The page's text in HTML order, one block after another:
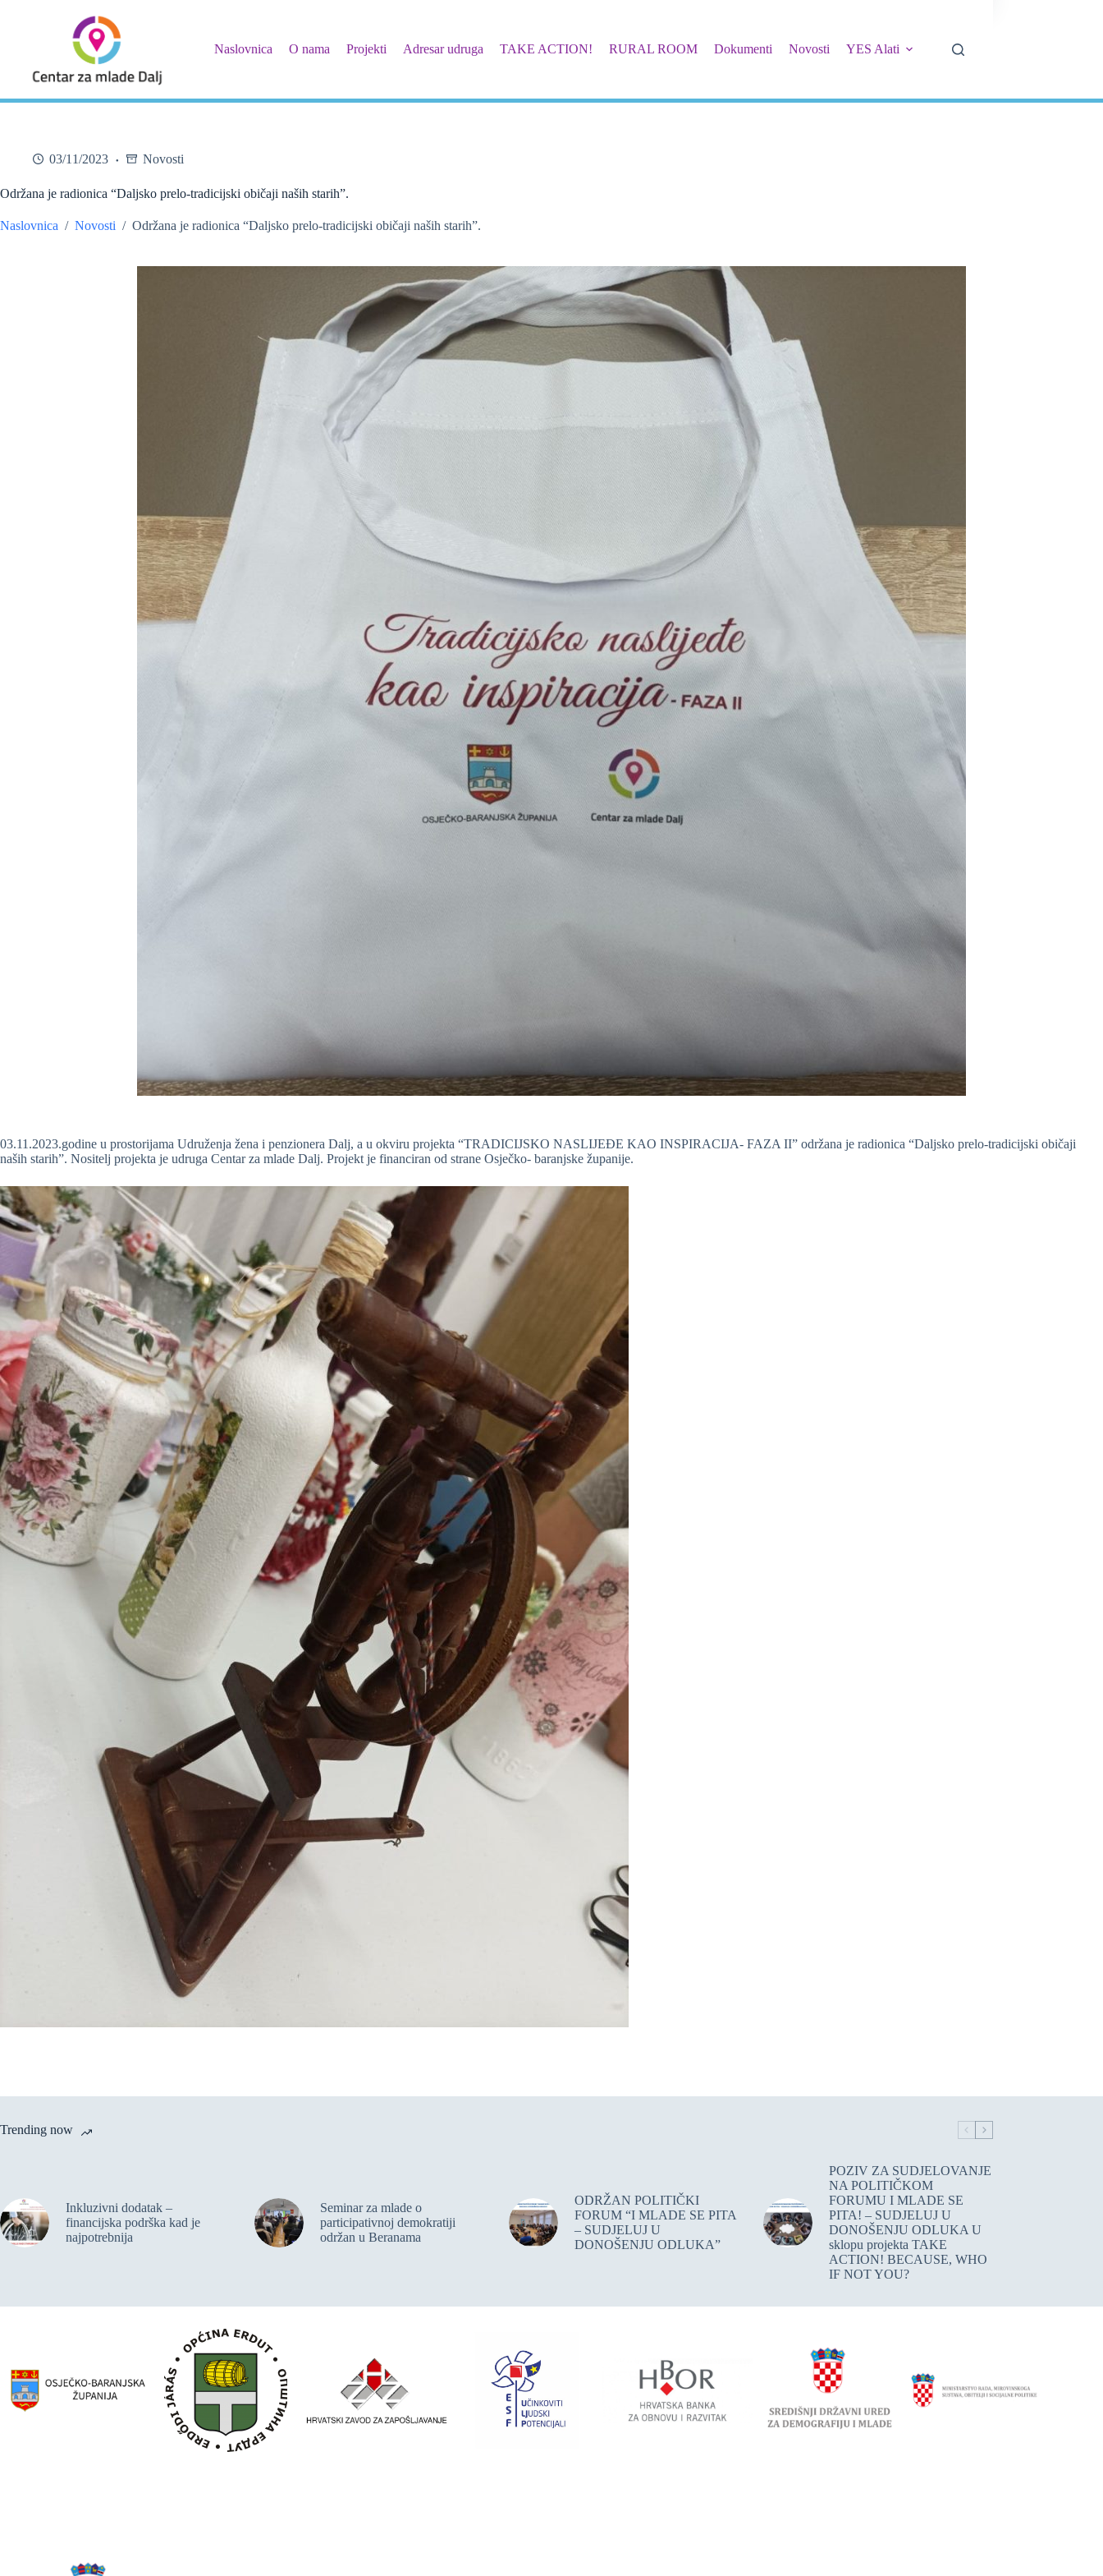
Naslovnica
O nama Projekti Adresar udruga TAKE ACTION! RURAL ROOM Dokumenti Novosti YES Alati Kontakt
03/11/2023 Novosti
Održana je radionica “Daljsko prelo-tradicijski običaji naših starih”.
Naslovnica / Novosti / Održana je radionica “Daljsko prelo-tradicijski običaji naših starih”.
03.11.2023.godine u prostorijama Udruženja žena i penzionera Dalj, a u okviru projekta “TRADICIJSKO NASLIJEĐE KAO INSPIRACIJA- FAZA II” održana je radionica “Daljsko prelo-tradicijski običaji
naših starih”. Nositelj projekta je udruga Centar za mlade Dalj. Projekt je financiran od strane Osječko- baranjske županije.
Trending now
Inkluzivni dodatak –
financijska podrška kad je
najpotrebnija
Seminar za mlade o
participativnoj demokratiji
održan u Beranama
ODRŽAN POLITIČKI
FORUM “I MLADE SE PITA
– SUDJELUJ U
DONOŠENJU ODLUKA”
POZIV ZA SUDJELOVANJE
NA POLITIČKOM
FORUMU I MLADE SE
PITA! – SUDJELUJ U
DONOŠENJU ODLUKA U
sklopu projekta TAKE
ACTION! BECAUSE, WHO
IF NOT YOU?